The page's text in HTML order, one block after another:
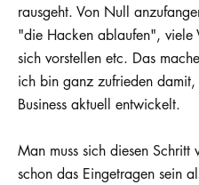
rausgeht. Von Null
"die Hacken ablaufen", viele
sich vorstellen etc. Das
ich bin ganz zufrieden
Business aktuell entwickelt.
Man muss sich diesen
schon das Eingetragen sein